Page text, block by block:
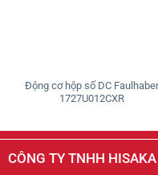
Động cơ hộp số DC Faulhaber
1727U012CXR
CÔNG TY TNHH